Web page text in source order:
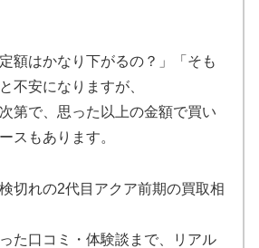
額はかなり下がるの？」「そも
不安になりますが、
第で、思った以上の金額で買い
スもあります。
切れの2代目アクア前期の買取相
た口コミ・体験談まで、リアル